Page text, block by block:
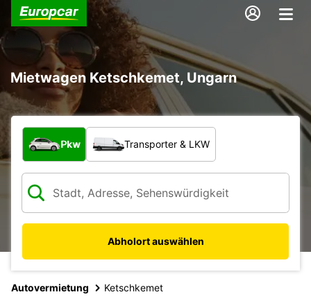
Mietwagen Ketschkemet, Ungarn
Welche Art von Fahrzeug?
Pkw Transporter & LKW
Abholort auswählen
Autovermietung Ketschkemet